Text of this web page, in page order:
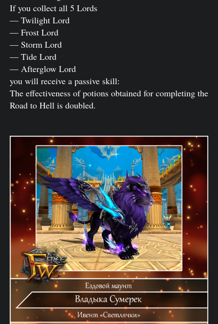
If you collect all 5 Lords
— Twilight Lord
— Frost Lord
— Storm Lord
— Tide Lord
— Afterglow Lord
you will receive a passive skill:
The effectiveness of potions obtained for completing the
Road to Hell is doubled.